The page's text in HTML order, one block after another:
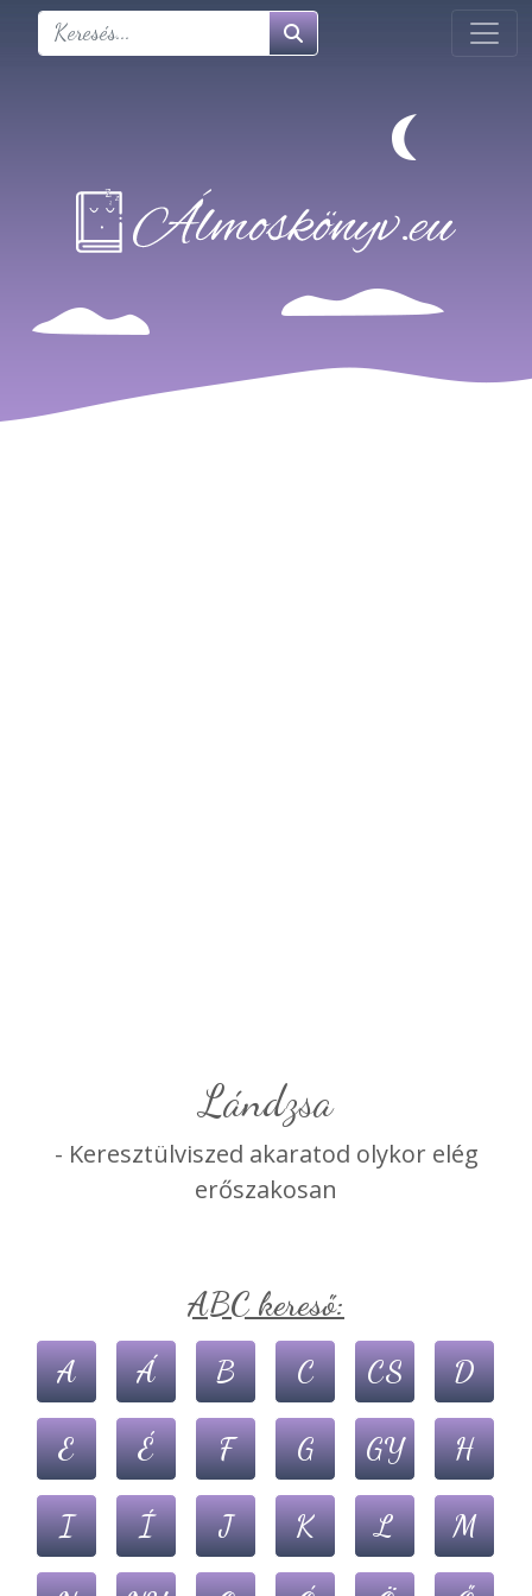
lándzsa
- Keresztülviszed akaratod olykor elég
erőszakosan
ABC kereső:
A Á B C CS D
E É F G GY H
I Í J K L M